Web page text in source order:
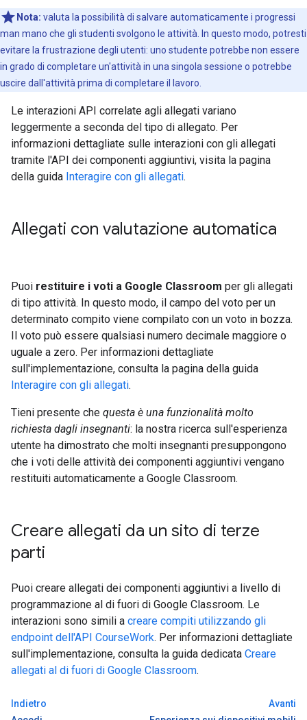
Nota: valuta la possibilità di salvare automaticamente i progressi
man mano che gli studenti svolgono le attività. In questo modo, potresti
evitare la frustrazione degli utenti: uno studente potrebbe non essere
in grado di completare un'attività in una singola sessione o potrebbe
uscire dall'attività prima di completare il lavoro.
Le interazioni API correlate agli allegati variano
leggermente a seconda del tipo di allegato. Per
informazioni dettagliate sulle interazioni con gli allegati
tramite l'API dei componenti aggiuntivi, visita la pagina
della guida Interagire con gli allegati.
Allegati con valutazione automatica
Puoi restituire i voti a Google Classroom per gli allegati
di tipo attività. In questo modo, il campo del voto per un
determinato compito viene compilato con un voto in bozza.
Il voto può essere qualsiasi numero decimale maggiore o
uguale a zero. Per informazioni dettagliate
sull'implementazione, consulta la pagina della guida
Interagire con gli allegati.
Tieni presente che questa è una funzionalità molto
richiesta dagli insegnanti: la nostra ricerca sull'esperienza
utente ha dimostrato che molti insegnanti presuppongono
che i voti delle attività dei componenti aggiuntivi vengano
restituiti automaticamente a Google Classroom.
Creare allegati da un sito di terze
parti
Puoi creare allegati dei componenti aggiuntivi a livello di
programmazione al di fuori di Google Classroom. Le
interazioni sono simili a creare compiti utilizzando gli
endpoint dell'API CourseWork. Per informazioni dettagliate
sull'implementazione, consulta la guida dedicata Creare
allegati al di fuori di Google Classroom.
Indietro
Avanti